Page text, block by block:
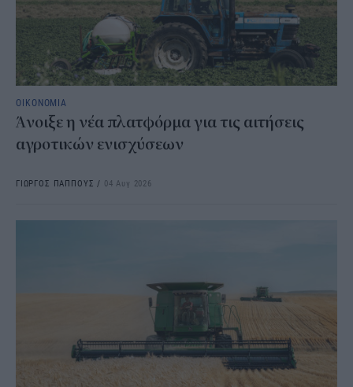
ΟΙΚΟΝΟΜΙΑ
Άνοιξε η νέα πλατφόρμα για τις αιτήσεις
αγροτικών ενισχύσεων
ΓΙΩΡΓΟΣ ΠΑΠΠΟΥΣ / 04 Αυγ 2026